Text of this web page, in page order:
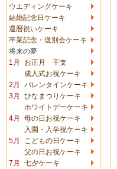
ウエディングケーキ
結婚記念日ケーキ
還暦祝いケーキ
卒業記念・送別会ケーキ
将来の夢
1月
お正月 干支
成人式お祝ケーキ
2月
バレンタインケーキ
3月
ひなまつりケーキ
ホワイトデーケーキ
4月
母の日お祝ケーキ
入園・入学祝ケーキ
5月
こどもの日ケーキ
父の日お祝ケーキ
7月
七夕ケーキ